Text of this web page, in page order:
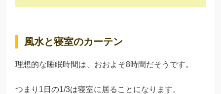
風水と寝室のカーテン
理想的な睡眠時間は、おおよそ8時間だそうです。
つまり1日の1/3は寝室に居ることになります。